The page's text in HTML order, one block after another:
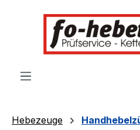
springen
Hebezeuge